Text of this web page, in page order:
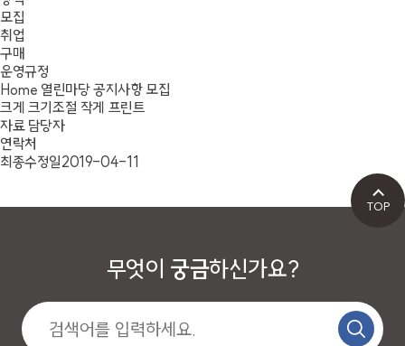
모집
취업
구매
운영규정
Home 열린마당공지사항 모집
크게 크기조절 작게 프린트
자료 담당자
연락처
최종수정일2019-04-11
무엇이 궁금하신가요?
TOP